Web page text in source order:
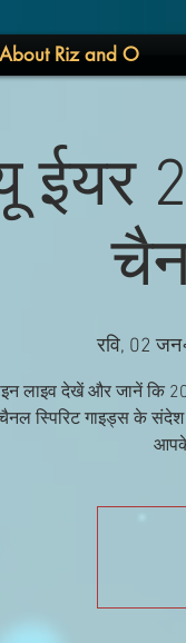
About Riz and O
ईयर
रवि, 02
लाइव देखें और जानें कि
स्पिरिट गाइड्स के
आपके